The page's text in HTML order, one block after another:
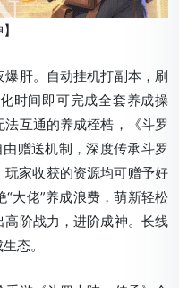
肝。自动挂机打副本，刷
时间即可完成全套养成操
互通的养成桎梏，《斗罗
赠送机制，深度传承斗罗
家收获的资源均可赠予好
大佬”养成浪费，萌新轻松
阶战力，进阶成神。长线
态。